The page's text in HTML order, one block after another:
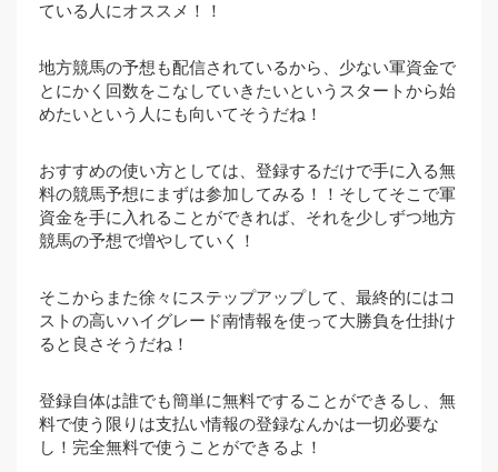
ている人にオススメ！！
地方競馬の予想も配信されているから、少ない軍資金で
とにかく回数をこなしていきたいというスタートから始
めたいという人にも向いてそうだね！
おすすめの使い方としては、登録するだけで手に入る無
料の競馬予想にまずは参加してみる！！そしてそこで軍
資金を手に入れることができれば、それを少しずつ地方
競馬の予想で増やしていく！
そこからまた徐々にステップアップして、最終的にはコ
ストの高いハイグレード南情報を使って大勝負を仕掛け
ると良さそうだね！
登録自体は誰でも簡単に無料ですることができるし、無
料で使う限りは支払い情報の登録なんかは一切必要な
し！完全無料で使うことができるよ！